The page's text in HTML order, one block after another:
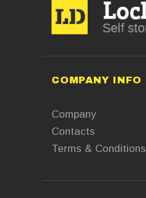
COMPANY INFO
Company
Contacts
Terms & Conditions